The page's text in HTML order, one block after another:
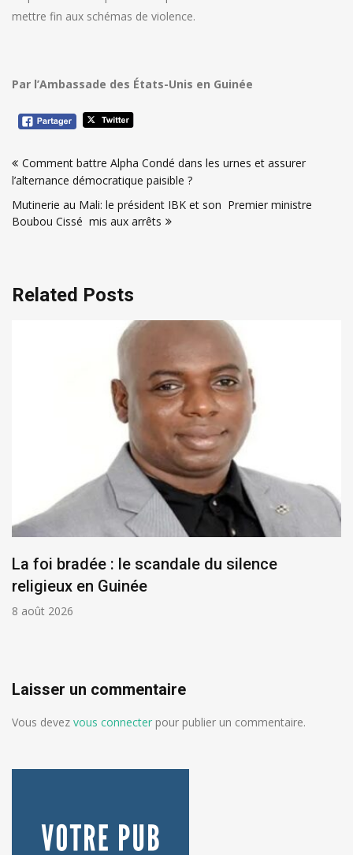
mettre fin aux schémas de violence.
Par l’Ambassade des États-Unis en Guinée
de
l’article
Comment battre Alpha Condé dans les urnes et assurer
l’alternance démocratique paisible ?
Mutinerie au Mali: le président IBK et son Premier ministre
Boubou Cissé mis aux arrêts
Related Posts
La foi bradée : le scandale du silence
religieux en Guinée
8 août 2026
Laisser un commentaire
Vous devez vous connecter pour publier un commentaire.